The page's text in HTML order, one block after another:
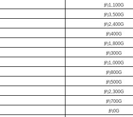
約1,100G
約3,500G
約2,400G
約400G
約1,800G
約300G
約1,000G
約800G
約500G
約2,300G
約700G
約0G